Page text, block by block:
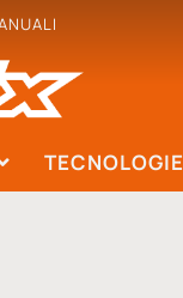
TECNOLOGIE